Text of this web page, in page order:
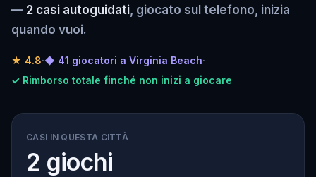
— 2 casi autoguidati, giocato sul telefono, inizia
quando vuoi.
★ 4.8·◆ 41 giocatori a Virginia Beach·
✓ Rimborso totale finché non inizi a giocare
CASI IN QUESTA CITTÀ
2 giochi